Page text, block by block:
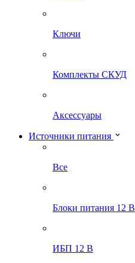
Ключи
Комплекты СКУД
Аксессуары
Источники питания
Все
Блоки питания 12 В
ИБП 12 В